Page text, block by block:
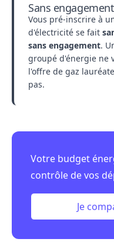
Sans engagement
Vous pré-inscrire à
d'électricité se fait
sans engagement.
groupé d'énergie ne
l'offre de gaz
pas.
Votre budget
contrôle de vos
Je